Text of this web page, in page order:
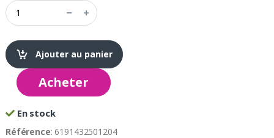
Ajouter au panier
Acheter
En stock
Référence: 6191432501204